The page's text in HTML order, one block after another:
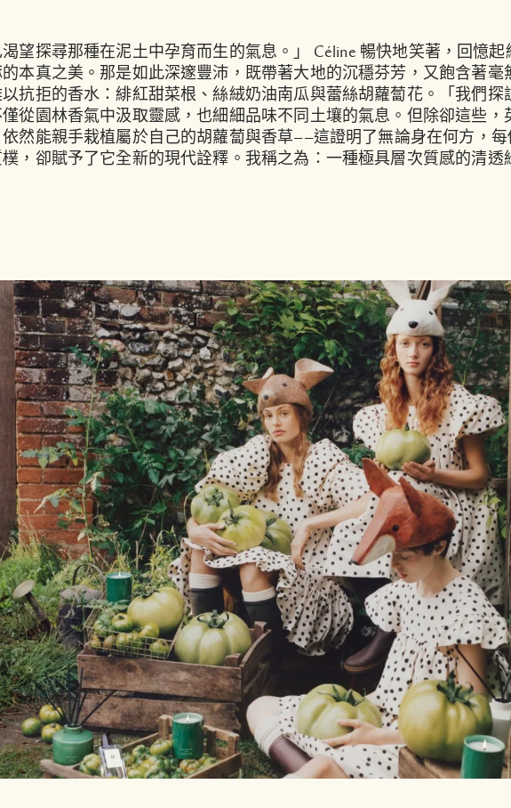
渴望探尋那種在泥土中孕育而生的氣息。」 Céline 暢快地笑著，回憶
本真之美。那是如此深邃豐沛，既帶著大地的沉穩芬芳，又飽含著
抗拒的香水：緋紅甜菜根、絲絨奶油南瓜與蕾絲胡蘿蔔花。「我們
從園林香氣中汲取靈感，也細細品味不同土壤的氣息。但除卻這些
然能親手栽植屬於自己的胡蘿蔔與香草——這證明了無論身在何方，
，卻賦予了它全新的現代詮釋。我稱之為：一種極具層次質感的清透